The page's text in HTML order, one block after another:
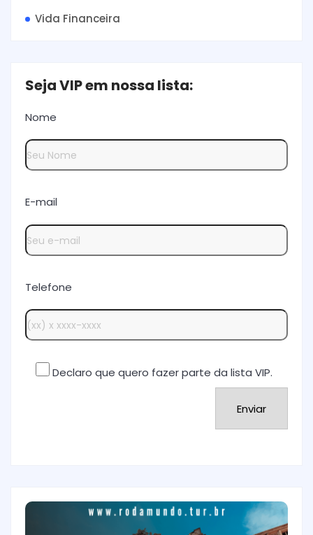
Vida Financeira
Seja VIP em nossa lista:
Nome
E-mail
Telefone
Declaro que quero fazer parte da lista VIP.